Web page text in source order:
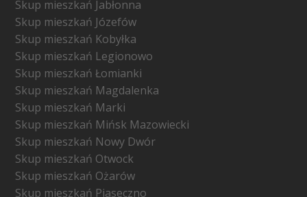
Skup mieszkań Jabłonna
Skup mieszkań Józefów
Skup mieszkań Kobyłka
Skup mieszkań Legionowo
Skup mieszkań Łomianki
Skup mieszkań Magdalenka
Skup mieszkań Marki
Skup mieszkań Mińsk Mazowiecki
Skup mieszkań Nowy Dwór
Skup mieszkań Otwock
Skup mieszkań Ożarów
Skup mieszkań Piaseczno